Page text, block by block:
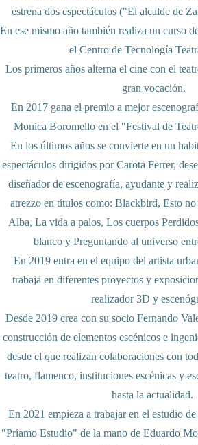
estrena dos espectáculos ("El alcalde de
En ese mismo año también realiza un curso
el Centro de Tecnología
Los primeros años alterna el cine con el
gran vocación.
En 2017 gana el premio a mejor
Monica Boromello en el "Festival de
En los últimos años se convierte en un
espectáculos dirigidos por Carota Ferrer,
diseñador de escenografía, ayudante y
atrezzo en títulos como: Blackbird, Esto no
Alba, La vida a palos, Los cuerpos
blanco y Preguntando al universo
En 2019 entra en el equipo del artista
trabaja en diferentes proyectos y
realizador 3D y
Desde 2019 crea con su socio Fernando
construcción de elementos escénicos e
desde el que realizan colaboraciones con
teatro, flamenco, instituciones escénicas y
hasta la actualidad.
En 2021 empieza a trabajar en el estudio
"Príamo Estudio" de la mano de Eduardo